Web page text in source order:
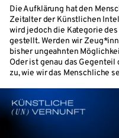
Die Aufklärung hat den
Zeitalter der Künstlichen
wird jedoch die Kategorie
gestellt. Werden wir
bisher ungeahnten
Oder ist genau das Gegenteil
zu, wie wir das Menschliche